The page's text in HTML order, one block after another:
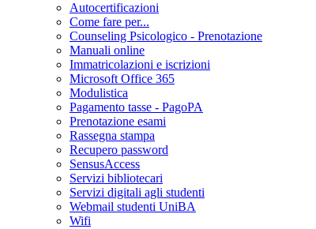
Autocertificazioni
Come fare per...
Counseling Psicologico - Prenotazione
Manuali online
Immatricolazioni e iscrizioni
Microsoft Office 365
Modulistica
Pagamento tasse - PagoPA
Prenotazione esami
Rassegna stampa
Recupero password
SensusAccess
Servizi bibliotecari
Servizi digitali agli studenti
Webmail studenti UniBA
Wifi